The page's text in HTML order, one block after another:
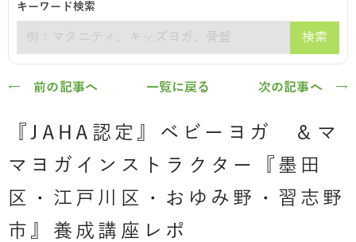
キーワード検索
検索
← 前の記事へ 一覧に戻る 次の記事へ →
『JAHA認定』ベビーヨガ ＆マ
マヨガインストラクター『墨田
区・江戸川区・おゆみ野・習志野
市』養成講座レポ